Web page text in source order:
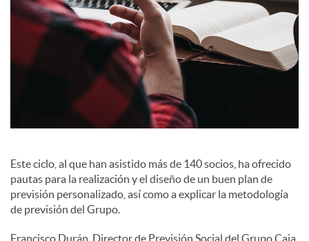
c
o
t
e
Este ciclo, al que han asistido más de 140 socios, ha ofrecido
pautas para la realización y el diseño de un buen plan de
previsión personalizado, así como a explicar la metodología
de previsión del Grupo.
Francisco Durán, Director de Previsión Social del Grupo Caja